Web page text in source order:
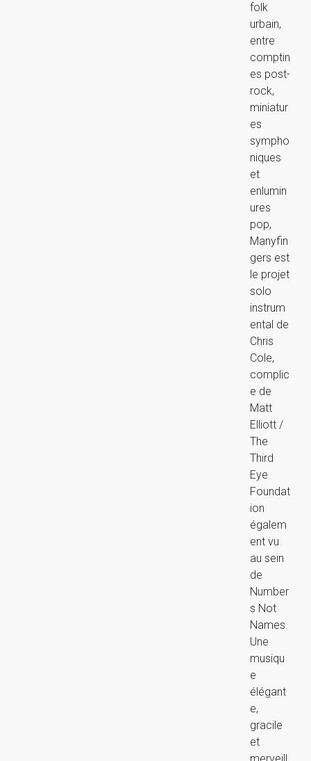
folk
urbain,
entre
comptin
es post-
rock,
miniatur
es
sympho
niques
et
enlumin
ures
pop,
Manyfin
gers est
le projet
solo
instrum
ental de
Chris
Cole,
complic
e de
Matt
Elliott /
The
Third
Eye
Foundat
ion
égalem
ent vu
au sein
de
Number
s Not
Names.
Une
musiqu
e
élégant
e,
gracile
et